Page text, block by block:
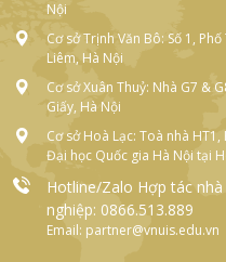
Cơ sở Xuân Thuỷ: Nhà G7 &
Giấy, Hà Nội
Cơ sở Hoà Lạc: Toà nhà HT1,
Đại học Quốc gia Hà Nội tại
Hotline/Zalo Hợp tác nhà
nghiệp: 0866.513.889
Email: partner@vnuis.edu.vn
Danh mục
Cơ hội nghề nghiệp